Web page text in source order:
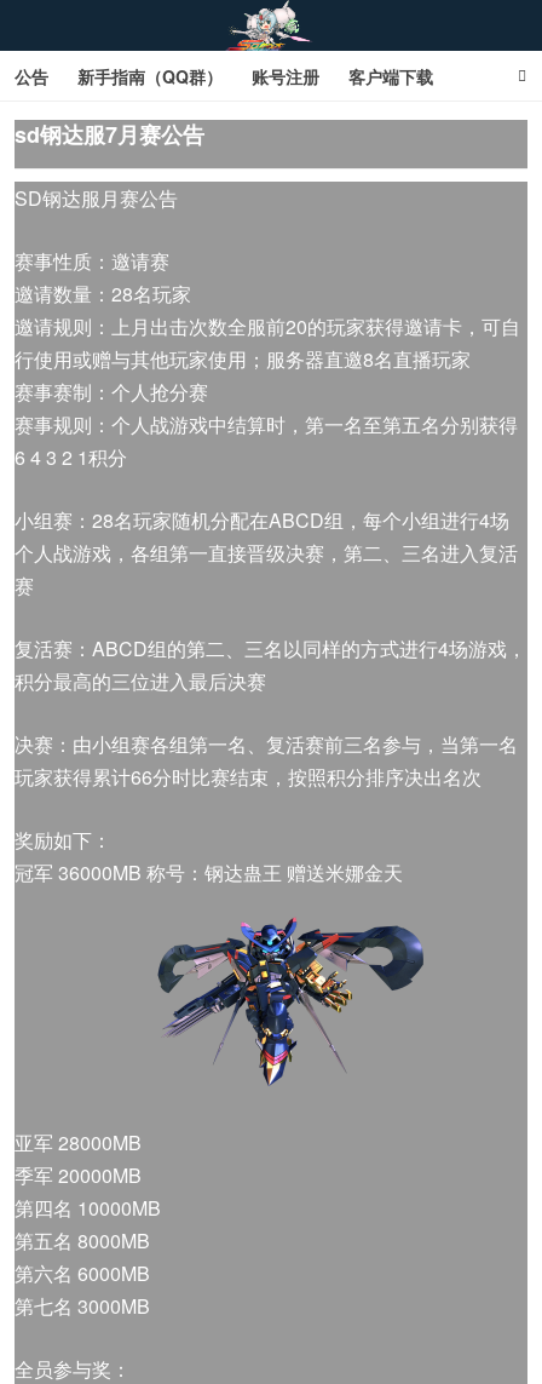
sd敢达ol_sd敢达ol钢达服_sd敢达钢达服_SD敢达数据库
公告 新手指南（QQ群） 账号注册 客户端下载
SD钢达服数据库（网页版） SD钢达服数据库（石墨版）
网页商城文字版
sd钢达服7月赛公告
SD钢达服月赛公告
赛事性质：邀请赛
邀请数量：28名玩家
邀请规则：上月出击次数全服前20的玩家获得邀请卡，可自
行使用或赠与其他玩家使用；服务器直邀8名直播玩家
赛事赛制：个人抢分赛
赛事规则：个人战游戏中结算时，第一名至第五名分别获得
6 4 3 2 1积分
小组赛：28名玩家随机分配在ABCD组，每个小组进行4场
个人战游戏，各组第一直接晋级决赛，第二、三名进入复活
赛
复活赛：ABCD组的第二、三名以同样的方式进行4场游戏，
积分最高的三位进入最后决赛
决赛：由小组赛各组第一名、复活赛前三名参与，当第一名
玩家获得累计66分时比赛结束，按照积分排序决出名次
奖励如下：
冠军 36000MB 称号：钢达蛊王 赠送米娜金天
亚军 28000MB
季军 20000MB
第四名 10000MB
第五名 8000MB
第六名 6000MB
第七名 3000MB
全员参与奖：